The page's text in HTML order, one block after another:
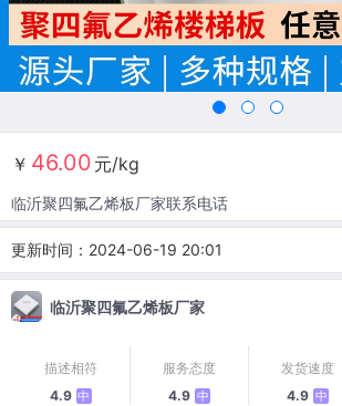
￥ 46.00 元/kg
临沂聚四氟乙烯板厂家联系电话
更新时间：2024-06-19 20:01
临沂聚四氟乙烯板厂家
描述相符
4.9 中
服务态度
4.9 中
发货速度
4.9 中